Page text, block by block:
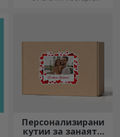
дизайни, ярки цветове и
първокласно качество –
идеални за добавяне на
индивидуалност към вашия
дом, офис или студио.
Персонализирани
кутии за занаяти